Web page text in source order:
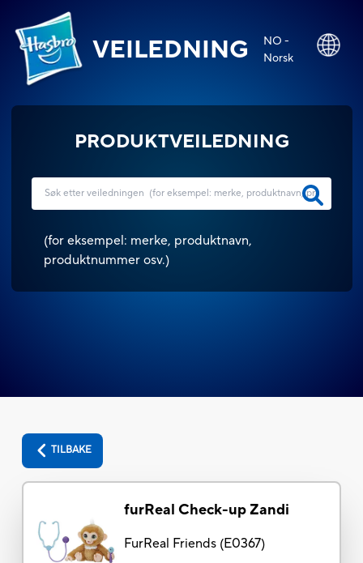
VEILEDNING
NO -
Norsk
PRODUKTVEILEDNING
(for eksempel: merke, produktnavn,
produktnummer osv.)
TILBAKE
furReal Check-up Zandi
FurReal Friends(E0367)